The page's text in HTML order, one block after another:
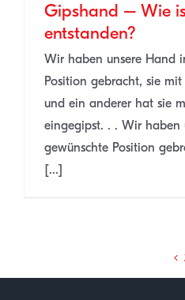
Gipshand – Wie
entstanden?
Wir haben unsere Hand
Position gebracht, sie
und ein anderer hat sie
eingegipst. . . Wir haben
gewünschte Position
[...]